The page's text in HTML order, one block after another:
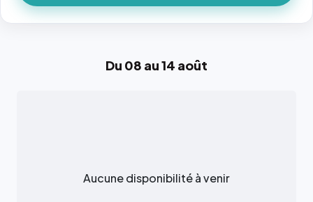
Du 08 au 14 août
Aucune disponibilité à venir